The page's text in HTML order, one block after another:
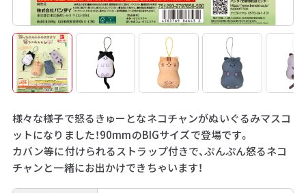
様々な様子で怒るきゅーとなネコチャンがぬいぐるみマスコ
ットになりました！90mmのBIGサイズで登場です。
カバン等に付けられるストラップ付きで、ぷんぷん怒るネコ
チャンと一緒にお出かけできちゃいます！